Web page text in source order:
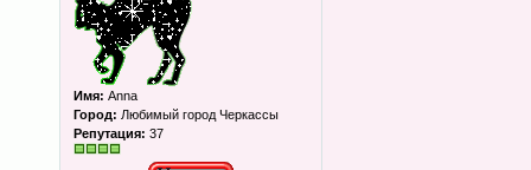
Имя: Anna
Город: Любимый город Черкассы
Репутация: 37